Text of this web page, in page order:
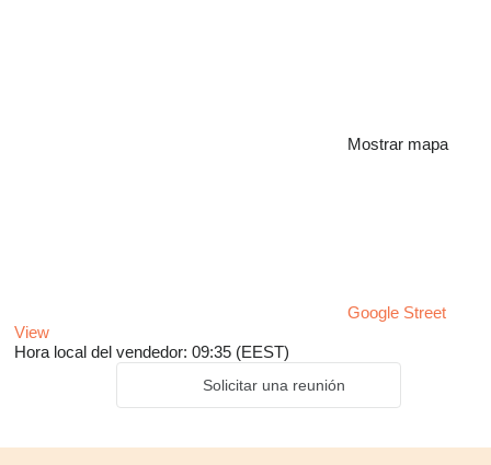
Mostrar mapa
Google Street
View
Hora local del vendedor: 09:35 (EEST)
Solicitar una reunión